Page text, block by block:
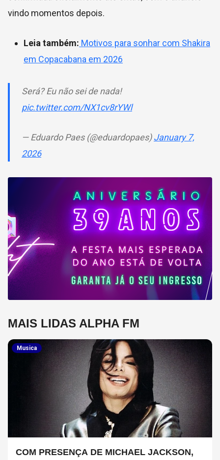
vindo momentos depois.
Leia também: Motivos para sonhar com Shakira
em Copacabana em 2026
Será? Eu não sei de nada!
pic.twitter.com/NX1cv8rYWl
— Eduardo Paes (@eduardopaes)January 7,
2026
MAIS LIDAS ALPHA FM
Musica
COM PRESENÇA DE MICHAEL JACKSON,